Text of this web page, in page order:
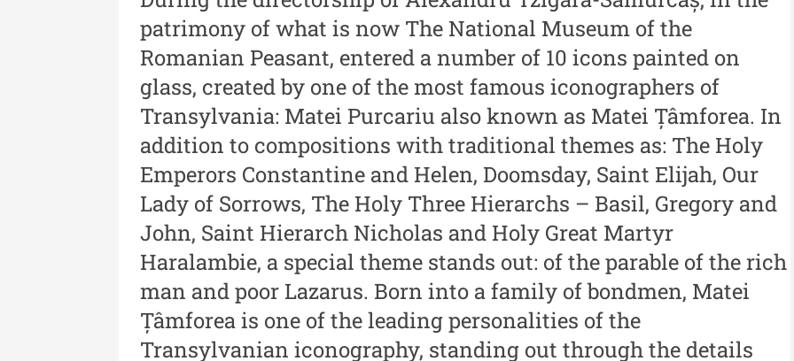
XLIII - 2024
Revista "Cercetări istorice" -
XLII - 2023
Indexul Complet
Buletinul ”Ioan Neculce” al
Muzeului de Istorie a
Moldovei - XXIII / 2017
Buletinul ”Ioan Neculce” al
Muzeului de Istorie a
Moldovei - XXII / 2016
Indexul Complet
Buletinul Muzeului Științei și
Tehnicii ”Ștefan Procopiu”
Buletinul Muzeului Științei
și Tehnicii ”Ștefan Procopiu”
Buletinul Centrului de Cercetare și
Conservare-Restaurare a
Patrimoniului
Buletinul Centrului de
patrimony of what is now The National Museum of the
Romanian Peasant, entered a number of 10 icons painted on
glass, created by one of the most famous iconographers of
Transylvania: Matei Purcariu also known as Matei Țâmforea. In
addition to compositions with traditional themes as: The Holy
Emperors Constantine and Helen, Doomsday, Saint Elijah, Our
Lady of Sorrows, The Holy Three Hierarchs – Basil, Gregory and
John, Saint Hierarch Nicholas and Holy Great Martyr
Haralambie, a special theme stands out: of the parable of the rich
man and poor Lazarus. Born into a family of bondmen, Matei
Țâmforea is one of the leading personalities of the
Transylvanian iconography, standing out through the details